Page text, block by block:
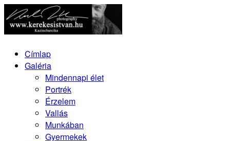
Címlap
Galéria
Mindennapi élet
Portrék
Érzelem
Vallás
Munkában
Gyermekek